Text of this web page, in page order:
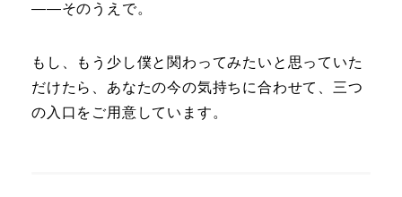
――そのうえで。
もし、もう少し僕と関わってみたいと思っていた
だけたら、あなたの今の気持ちに合わせて、三つ
の入口をご用意しています。